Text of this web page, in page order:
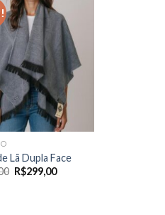
Lã Dupla Face
O
preço
R$299,00O